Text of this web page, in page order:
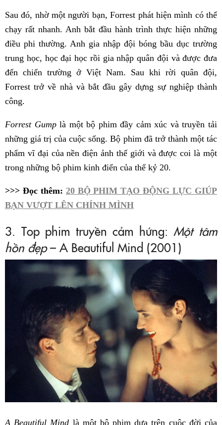
Sau đó, nhờ một người bạn, Forrest phát hiện mình có thể
chạy rất nhanh. Anh bắt đầu hành trình thực hiện những
điều phi thường. Anh gia nhập đội bóng bầu dục trường
trung học, học đại học rồi gia nhập quân đội và được đưa
đến chiến trường ở Việt Nam. Sau khi rời quân đội,
Forrest trở về nhà và bắt đầu gây dựng sự nghiệp thành
công.
Forrest Gumplà một bộ phim đầy cảm xúc và truyền tải
những giá trị của cuộc sống. Bộ phim đã trở thành một tác
phẩm vĩ đại của nền điện ảnh thế giới và được coi là một
trong những bộ phim kinh điển của thế kỷ 20.
>>> Đọc thêm: 20 BỘ PHIM TẠO ĐỘNG LỰC GIÚP
BẠN VƯỢT LÊN CHÍNH MÌNH
3. Top phim truyền cảm hứng: Một tâm
hồn đẹp– A Beautiful Mind (2001)
A Beautiful Mind là một bộ phim dựa trên cuộc đời của